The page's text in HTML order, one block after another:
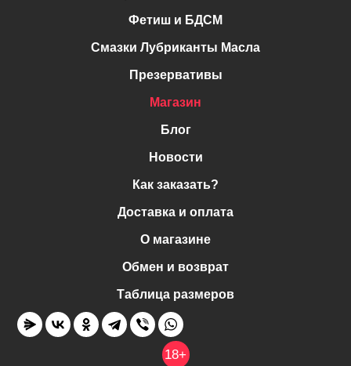
Фетиш и БДСМ
Смазки Лубриканты Масла
Презервативы
Магазин
Блог
Новости
Как заказать?
Доставка и оплата
О магазине
Обмен и возврат
Таблица размеров
18+